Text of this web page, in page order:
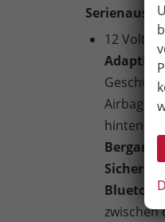
12 Volt
Adaptive
Airbag-
hinten,
zwischen